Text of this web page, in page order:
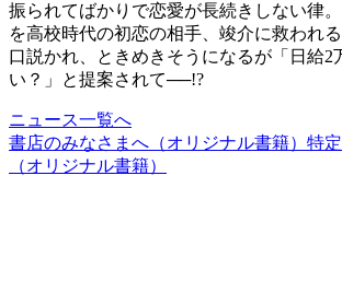
振られてばかりで恋愛が長続きしない律
を高校時代の初恋の相手、竣介に救われ
口説かれ、ときめきそうになるが「日給2
い？」と提案されて──!?
ニュース一覧へ
書店のみなさまへ（オリジナル書籍） 特
（オリジナル書籍）